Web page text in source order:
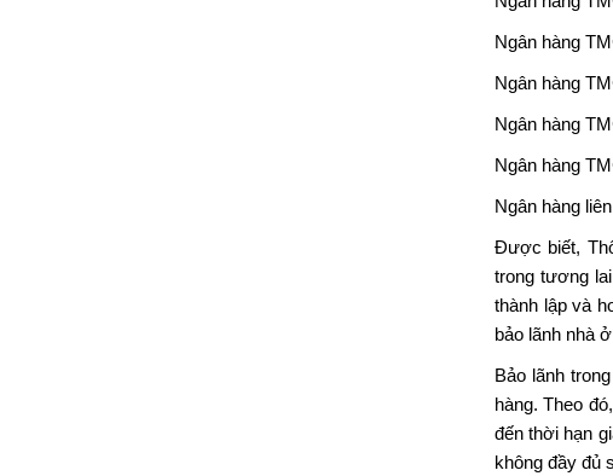
Ngân hàng
Ngân hàng
Ngân hàng
Ngân hàng
Ngân hàng
Được biết,
trong tương
thành lập và
bảo lãnh nhà
Bảo lãnh
hàng. Theo
đến thời hạn
không đầy đủ